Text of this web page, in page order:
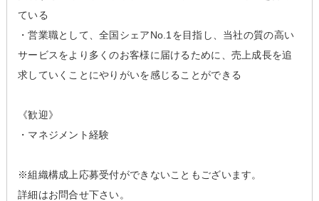
ている
・営業職として、全国シェアNo.1を目指し、当社の質の高い
サービスをより多くのお客様に届けるために、売上成長を追
求していくことにやりがいを感じることができる
《歓迎》
・マネジメント経験
※組織構成上応募受付ができないこともございます。
詳細はお問合せ下さい。